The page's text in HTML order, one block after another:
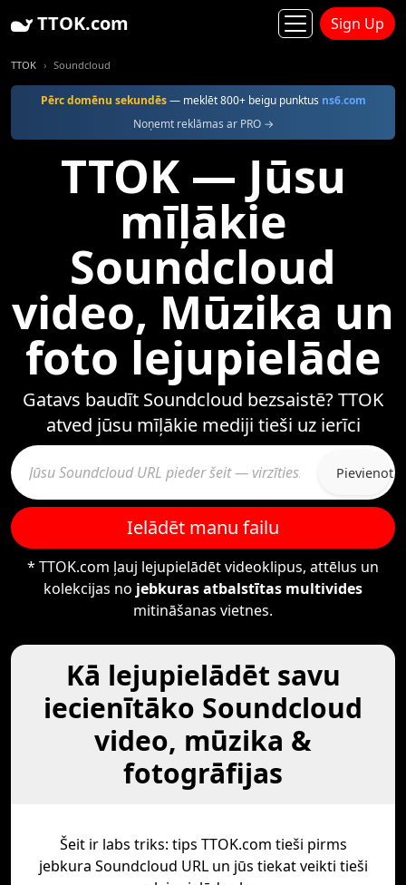
TTOK.com Sign Up
TTOK Soundcloud
Pērc domēnu sekundēs— meklēt 800+ beigu punktus ns6.com
Noņemt reklāmas ar PRO →
TTOK — Jūsu
mīļākie
Soundcloud
video, Mūzika un
foto lejupielāde
Gatavs baudīt Soundcloud bezsaistē? TTOK
atved jūsu mīļākie mediji tieši uz ierīci
Pievienot
Ielādēt manu failu
* TTOK.com ļauj lejupielādēt videoklipus, attēlus un
kolekcijas no jebkuras atbalstītas multivides
mitināšanas vietnes.
Kā lejupielādēt savu
iecienītāko Soundcloud
video, mūzika &
fotogrāfijas
Šeit ir labs triks: tips TTOK.com tieši pirms
jebkura Soundcloud URL un jūs tiekat veikti tieši